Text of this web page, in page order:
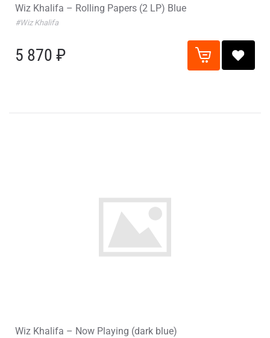
Wiz Khalifa – Rolling Papers (2 LP) Blue
#Wiz Khalifa
5 870 ₽
Wiz Khalifa – Now Playing (dark blue)